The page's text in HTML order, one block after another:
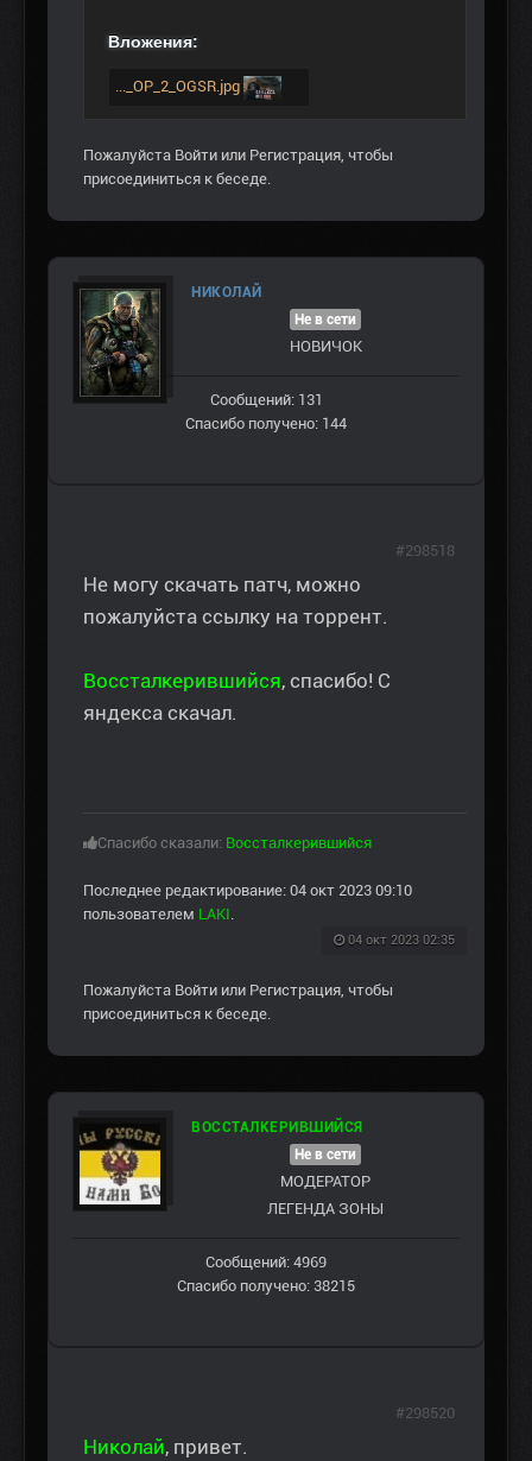
Вложения:
..._OP_2_OGSR.jpg
Пожалуйста Войти или Регистрация, чтобы
присоединиться к беседе.
НИКОЛАЙ
Не в сети
НОВИЧОК
Сообщений: 131
Спасибо получено: 144
Не могу скачать патч, можно
пожалуйста ссылку на торрент.
Воссталкерившийся, спасибо! С
яндекса скачал.
Спасибо сказали: Воссталкерившийся
Последнее редактирование: 04 окт 2023 09:10
пользователем LAKI.
04 окт 2023 02:35
#298518
Пожалуйста Войти или Регистрация, чтобы
присоединиться к беседе.
ВОССТАЛКЕРИВШИЙСЯ
Не в сети
МОДЕРАТОР
ЛЕГЕНДА ЗОНЫ
Сообщений: 4969
Спасибо получено: 38215
Николай, привет.
#298520